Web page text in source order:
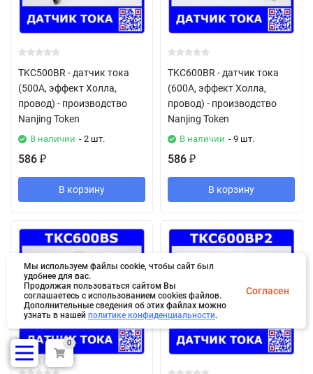
TKC500BR - датчик тока
(500А, эффект Холла,
провод) - производство
Nanjing Token
В наличии - 2 шт.
586 ₽
В корзину
TKC600BR - датчик тока
(600А, эффект Холла,
провод) - производство
Nanjing Token
В наличии - 9 шт.
586 ₽
В корзину
0
Мы используем файлы cookie, чтобы сайт был
удобнее для вас.
Продолжая пользоваться сайтом Вы
соглашаетесь с использованием cookies файлов.
Дополнительные сведения об этих файлах можно
узнать в нашей политике конфиденциальности.
Согласен